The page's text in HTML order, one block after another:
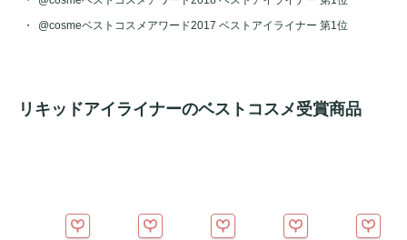
をケア。色素沈着しないNON染料タイプ。もちろんお湯で
@cosmeベストコスメアワード2017 ベストアイライナー 第1位
リキッドアイライナーのベストコスメ受賞商品